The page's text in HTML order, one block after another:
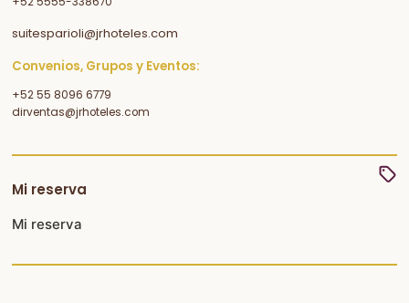
suitesparioli@jrhoteles.com
Convenios, Grupos y Eventos:
+52 55 8096 6779
dirventas@jrhoteles.com
Mi reserva
Mi reserva